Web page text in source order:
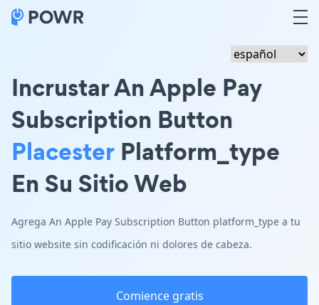
Incrustar An Apple Pay
Subscription Button
Placester Platform_type
En Su Sitio Web
Agrega An Apple Pay Subscription Button platform_type a tu
sitio website sin codificación ni dolores de cabeza.
Comience gratis